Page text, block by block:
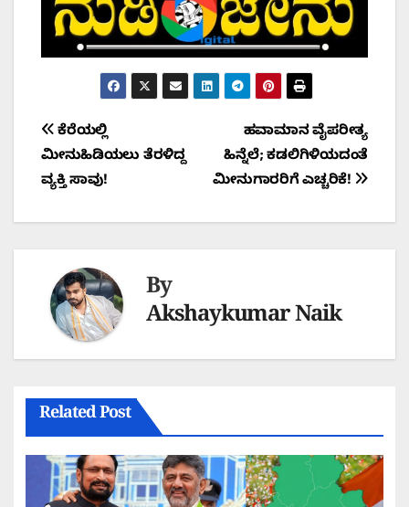
Post
navigation
ಹವಾಮಾನ ವೈಪರೀತ್ಯ
ಹಿನ್ನೆಲೆ; ಕಡಲಿಗಿಳಿಯದಂತೆ
ಮೀನುಗಾರರಿಗೆ ಎಚ್ಚರಿಕೆ!
ಕೆರೆಯಲ್ಲಿ
ಮೀನುಹಿಡಿಯಲು ತೆರಳಿದ್ದ
ವ್ಯಕ್ತಿ ಸಾವು!
By
Akshaykumar Naik
Related Post